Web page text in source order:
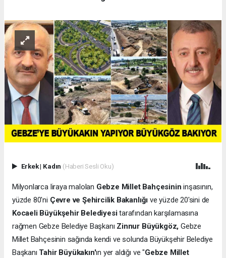
Erkek| Kadın (Haberi Sesli Oku)
Milyonlarca liraya malolan Gebze Millet Bahçesinin inşasının,
yüzde 80'ni Çevre ve Şehircilik Bakanlığı ve yüzde 20'sini de
Kocaeli Büyükşehir Belediyesitarafından karşılamasına
rağmen Gebze Belediye Başkanı Zinnur Büyükgöz, Gebze
Millet Bahçesinin sağında kendi ve solunda Büyükşehir Belediye
Başkanı Tahir Büyükakın'ın yer aldığı ve "Gebze Millet